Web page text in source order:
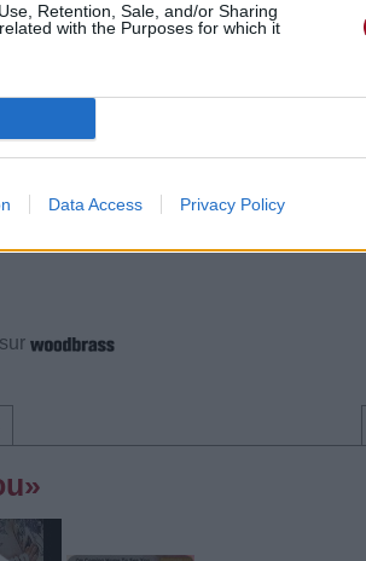
Retention, Sale, and/or Sharing
with the Purposes for which it
Data Access Privacy Policy